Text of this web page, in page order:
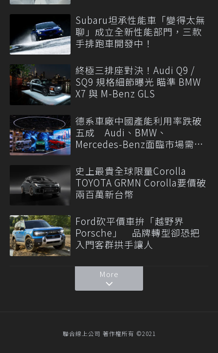
Subaru坦承性能車「變得太無
聊」成立全新性能部門，三款
手排跑車開發中！
終極三排座對決！Audi Q9 /
SQ9 規格細節曝光 瞄準 BMW
X7 與 M-Benz GLS
德系車廠中國產能利用率跌破
五成 Audi、BMW、
Mercedes-Benz面臨市場需求
史上最貴全球限量Corolla
TOYOTA GRMN Corolla要價破
兩百萬新台幣
Ford砍平價車拚「越野界
Porsche」 品牌轉型卻恐把
入門客群拱手讓人
More
聯合線上公司 著作權所有 ©2021